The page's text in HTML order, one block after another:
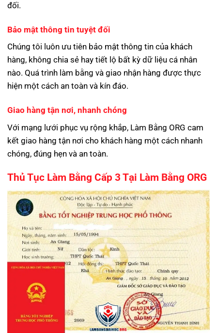
đối.
Bảo mật thông tin tuyệt đối
Chúng tôi luôn ưu tiên bảo mật thông tin của khách
hàng, không chia sẻ hay tiết lộ bất kỳ dữ liệu cá nhân
nào. Quá trình làm bằng và giao nhận hàng được thực
hiện một cách an toàn và kín đáo.
Giao hàng tận nơi, nhanh chóng
Với mạng lưới phục vụ rộng khắp, Làm Bằng ORG cam
kết giao hàng tận nơi cho khách hàng một cách nhanh
chóng, đúng hẹn và an toàn.
Thủ Tục Làm Bằng Cấp 3 Tại Làm Bằng ORG